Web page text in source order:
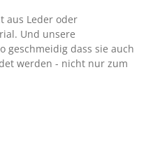
aus Leder oder
Und unsere
geschmeidig dass sie auch
werden - nicht nur zum